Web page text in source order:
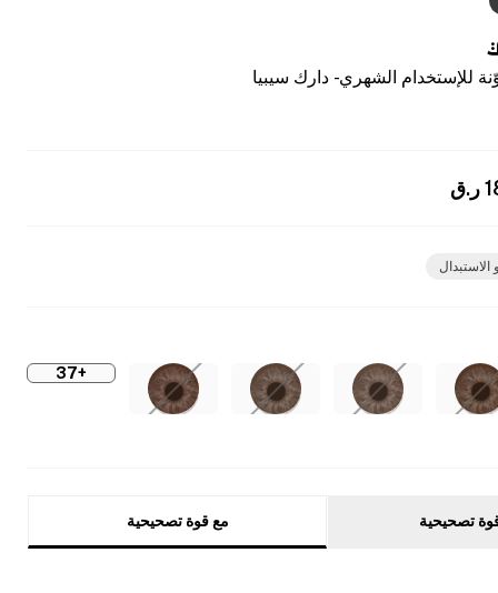
للإستخدام الشهري - دارك سيبيا
ر.ق
الاستبدال
+37
تصحيحية مع قوة تصحيحية